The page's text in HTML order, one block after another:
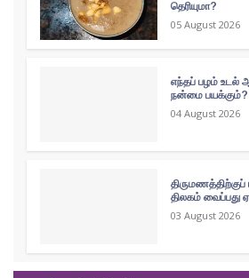
தெரியுமா?
05 August 2026
எந்தப் பழம் உடல்
நன்மை பயக்கும்?
04 August 2026
திலகம் வைப்பது
03 August 2026